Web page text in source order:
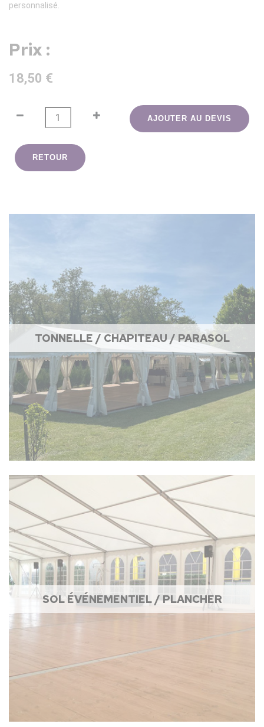
personnalisé.
Prix :
18,50 €
AJOUTER AU DEVIS
RETOUR
TONNELLE / CHAPITEAU / PARASOL
SOL ÉVÉNEMENTIEL / PLANCHER